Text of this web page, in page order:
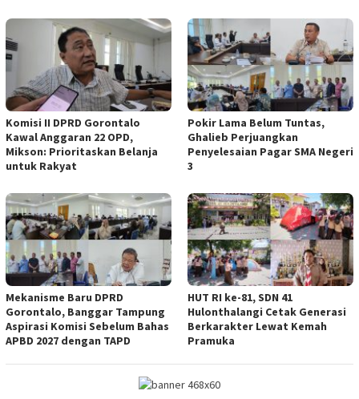
Komisi II DPRD Gorontalo
Kawal Anggaran 22 OPD,
Mikson: Prioritaskan Belanja
untuk Rakyat
Pokir Lama Belum Tuntas,
Ghalieb Perjuangkan
Penyelesaian Pagar SMA Negeri
3
Mekanisme Baru DPRD
Gorontalo, Banggar Tampung
Aspirasi Komisi Sebelum Bahas
APBD 2027 dengan TAPD
HUT RI ke-81, SDN 41
Hulonthalangi Cetak Generasi
Berkarakter Lewat Kemah
Pramuka